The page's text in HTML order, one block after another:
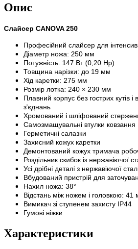
Опис
Слайсер CANOVA 250
Професійний слайсер для
Діаметр ножа: 250 мм
Потужність: 147 Вт (0,20 Hp)
Товщина нарізки: до 19 мм
Хід каретки: 275 мм
Розмір лотка: 240 × 230 мм
Плавний корпус без гострих кутів
з'єднань
Хромований і шліфований
Самозмащувальні втулки ковзання
Герметичні салазки
Захисний кожух каретки
Демонтований кожух тримача
Роздільник скибок із нержавіючої
Усі дрібні деталі з нержавіючої
Вбудований пристрій для
Нахил ножа: 38°
Відстань між ножем і головкою: 41
Вимикач зі ступенем захисту IP44
Гумові ніжки
Характеристики